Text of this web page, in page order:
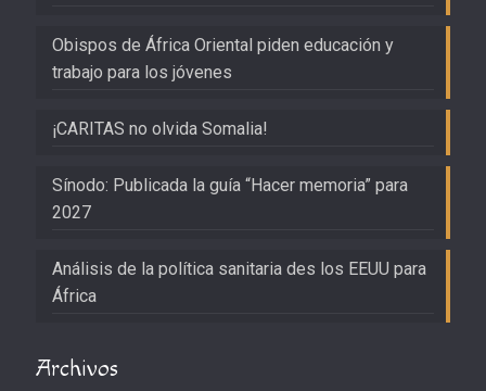
Obispos de África Oriental piden educación y
trabajo para los jóvenes
¡CARITAS no olvida Somalia!
Sínodo: Publicada la guía “Hacer memoria” para
2027
Análisis de la política sanitaria des los EEUU para
África
Archivos